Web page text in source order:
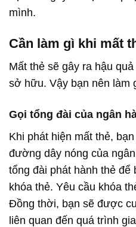
mình.
Cần làm gì khi mất
Mất thẻ sẽ gây ra hậu
sở hữu. Vậy bạn nên làm
Gọi tổng đài của ngân
Khi phát hiện mất thẻ,
đường dây nóng của
tổng đài phát hành thẻ để
khóa thẻ. Yêu cầu khóa
Đồng thời, bạn sẽ được
liên quan đến quá trình